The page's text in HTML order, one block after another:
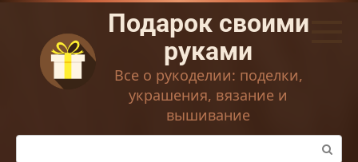
Перейти
контенту
Подарок своими
руками
Все о рукоделии: поделки,
украшения, вязание и
вышивание
Поиск: